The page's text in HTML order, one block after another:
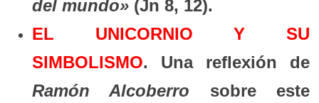
del mundo» (Jn 8, 12).
EL UNICORNIO Y SU
SIMBOLISMO. Una reflexión de
Ramón Alcoberro sobre este